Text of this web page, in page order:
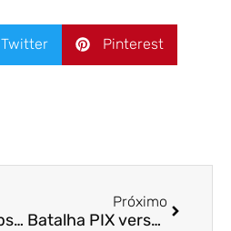
Twitter Pinterest
Espírito Startups – Folha Vitória (Coluna Andrea Pena) / Prof. Dr. Aridelmo Teixeira e FUCAPE
Próximo
Batalha PIX versus Cartões: quem ganha? – CBN Vitória / Prof.ª Dr.ª Neyla Tardin